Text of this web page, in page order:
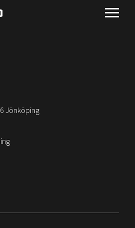
Jönköping